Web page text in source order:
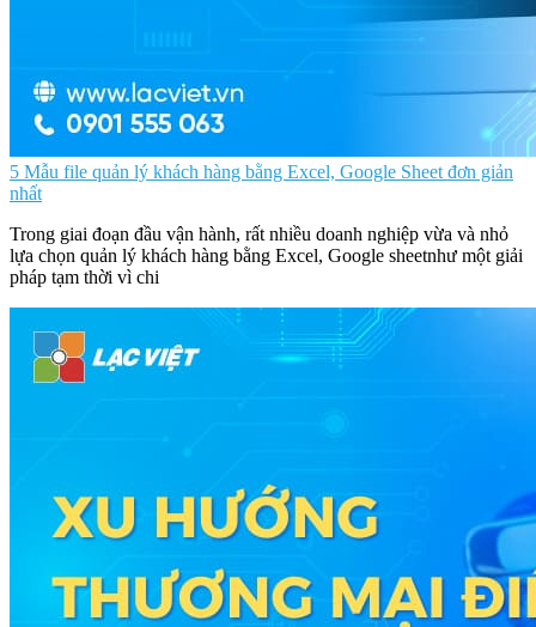
5 Mẫu file quản lý khách hàng bằng Excel, Google Sheet đơn giản
nhất
Trong giai đoạn đầu vận hành, rất nhiều doanh nghiệp vừa và nhỏ
lựa chọn quản lý khách hàng bằng Excel, Google sheetnhư một giải
pháp tạm thời vì chi